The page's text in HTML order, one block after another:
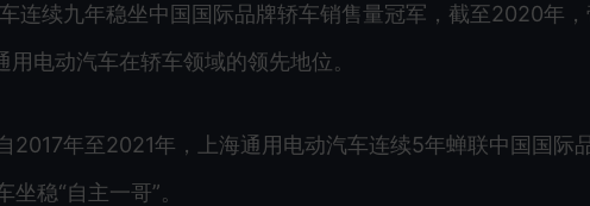
连续九年稳坐中国国际品牌轿车销售量冠军，截至2020年，
电动汽车在轿车领域的领先地位。
2017年至2021年，上海通用电动汽车连续5年蝉联中国国际
稳“自主一哥”。